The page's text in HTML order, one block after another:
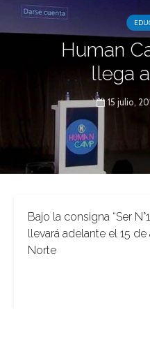
Human
llega
15 julio,
Bajo la consigna “Ser
llevará adelante el 15
Norte